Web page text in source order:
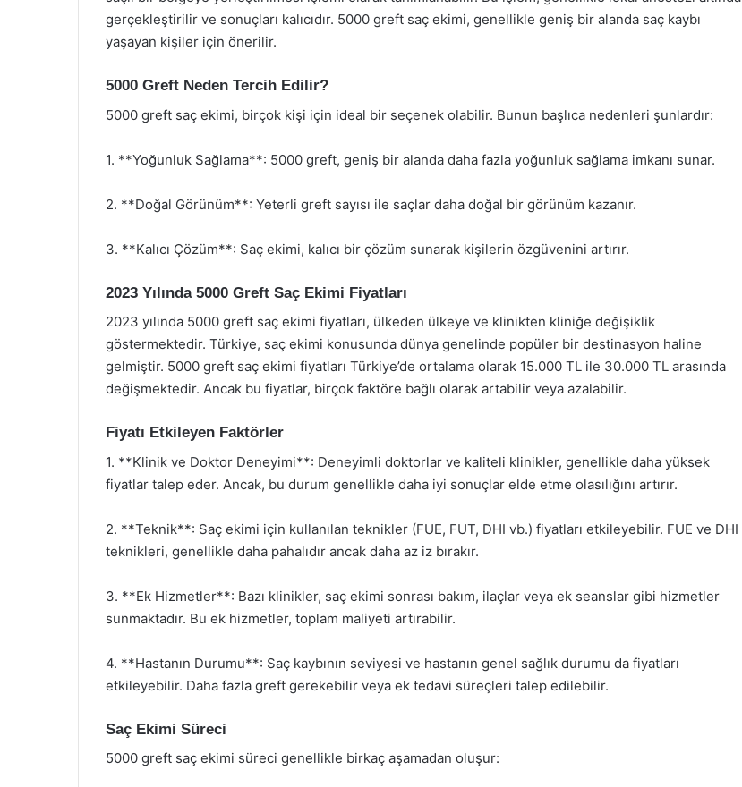
gerçekleştirilir ve sonuçları kalıcıdır. 5000 greft saç ekimi, genellikle geniş bir alanda saç kaybı
yaşayan kişiler için önerilir.
5000 Greft Neden Tercih Edilir?
5000 greft saç ekimi, birçok kişi için ideal bir seçenek olabilir. Bunun başlıca nedenleri şunlardır:
1. **Yoğunluk Sağlama**: 5000 greft, geniş bir alanda daha fazla yoğunluk sağlama imkanı sunar.
2. **Doğal Görünüm**: Yeterli greft sayısı ile saçlar daha doğal bir görünüm kazanır.
3. **Kalıcı Çözüm**: Saç ekimi, kalıcı bir çözüm sunarak kişilerin özgüvenini artırır.
2023 Yılında 5000 Greft Saç Ekimi Fiyatları
2023 yılında 5000 greft saç ekimi fiyatları, ülkeden ülkeye ve klinikten kliniğe değişiklik
göstermektedir. Türkiye, saç ekimi konusunda dünya genelinde popüler bir destinasyon haline
gelmiştir. 5000 greft saç ekimi fiyatları Türkiye’de ortalama olarak 15.000 TL ile 30.000 TL arasında
değişmektedir. Ancak bu fiyatlar, birçok faktöre bağlı olarak artabilir veya azalabilir.
Fiyatı Etkileyen Faktörler
1. **Klinik ve Doktor Deneyimi**: Deneyimli doktorlar ve kaliteli klinikler, genellikle daha yüksek
fiyatlar talep eder. Ancak, bu durum genellikle daha iyi sonuçlar elde etme olasılığını artırır.
2. **Teknik**: Saç ekimi için kullanılan teknikler (FUE, FUT, DHI vb.) fiyatları etkileyebilir. FUE ve DHI
teknikleri, genellikle daha pahalıdır ancak daha az iz bırakır.
3. **Ek Hizmetler**: Bazı klinikler, saç ekimi sonrası bakım, ilaçlar veya ek seanslar gibi hizmetler
sunmaktadır. Bu ek hizmetler, toplam maliyeti artırabilir.
4. **Hastanın Durumu**: Saç kaybının seviyesi ve hastanın genel sağlık durumu da fiyatları
etkileyebilir. Daha fazla greft gerekebilir veya ek tedavi süreçleri talep edilebilir.
Saç Ekimi Süreci
5000 greft saç ekimi süreci genellikle birkaç aşamadan oluşur: